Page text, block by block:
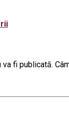
va fi publicată.